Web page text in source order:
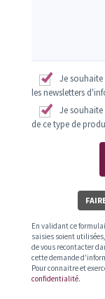
Je
les newsletters
Je souhaite
de ce type de
En validant ce
saisies soient
de vous recontacter
cette demande
Pour connaitre et
confidentialité.